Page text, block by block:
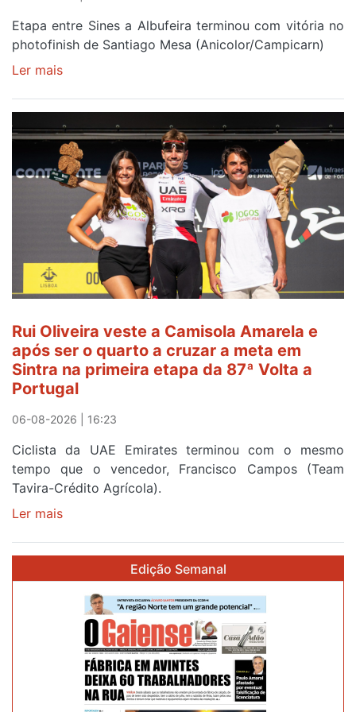
Etapa entre Sines a Albufeira terminou com vitória no
photofinish de Santiago Mesa (Anicolor/Campicarn)
Ler mais
Oliveira
é
sexto
e
continua
Camisola
Amarela
ao
da
etapa
da
Volta
a
Portugal
Rui Oliveira veste a Camisola Amarela e
após ser o quarto a cruzar a meta em
Sintra na primeira etapa da 87ª Volta a
Portugal
06-08-2026 | 16:23
Ciclista da UAE Emirates terminou com o mesmo
tempo que o vencedor, Francisco Campos (Team
Tavira-Crédito Agrícola).
Ler mais
Camisola
Amarela
após
Edição Semanal